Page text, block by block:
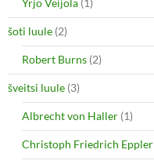
Yrjö Veijola (1)
šoti luule (2)
Robert Burns (2)
šveitsi luule (3)
Albrecht von Haller (1)
Christoph Friedrich Eppler